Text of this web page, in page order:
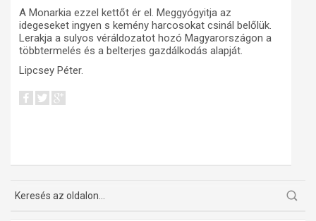
A Monarkia ezzel kettőt ér el. Meggyógyitja az
idegeseket ingyen s kemény harcosokat csinál belőlük.
Lerakja a sulyos véráldozatot hozó Magyarországon a
többtermelés és a belterjes gazdálkodás alapját.
Lipcsey Péter.